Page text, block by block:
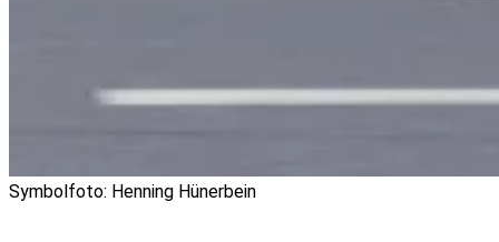
Symbolfoto: Henning Hünerbein